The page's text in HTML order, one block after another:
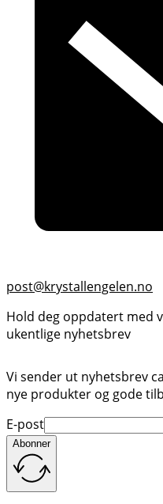
post@krystallengelen.no
Hold deg oppdatert med
ukentlige nyhetsbrev
Vi sender ut nyhetsbrev
nye produkter og gode
E-post
Abonner